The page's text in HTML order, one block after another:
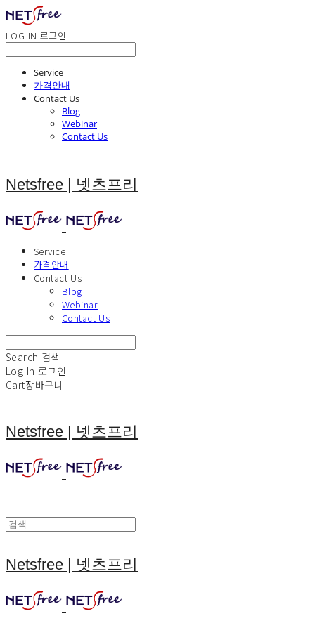
LOG IN 로그인
Service
가격안내
Contact Us
Blog
Webinar
Contact Us
Netsfree | 넷츠프리
Service
가격안내
Contact Us
Blog
Webinar
Contact Us
Search 검색
Log In 로그인
Cart장바구니
Netsfree | 넷츠프리
Netsfree | 넷츠프리